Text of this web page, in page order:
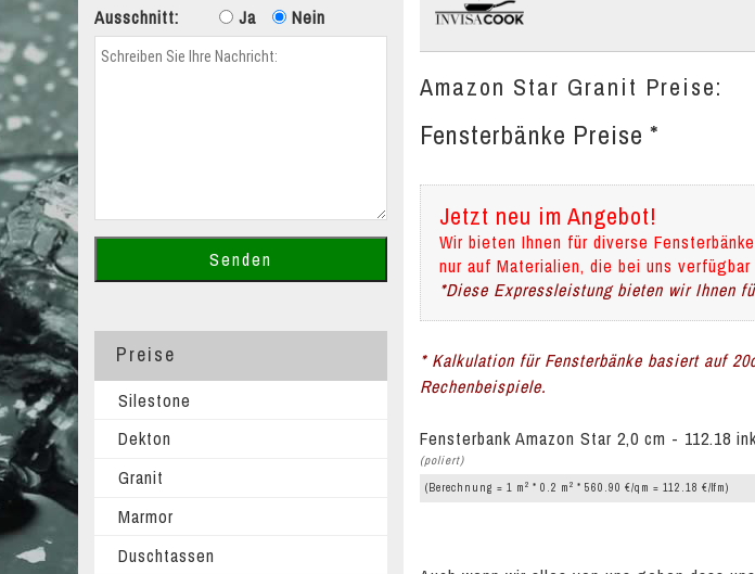
Amazon Star Granit Preise:
Fensterbänke Preise *
Jetzt neu im Angebot!
Wir bieten Ihnen für diverse
nur auf Materialien, die bei uns verfügbar
*Diese Expressleistung bieten wir Ihnen
* Kalkulation für Fensterbänke basiert auf
Rechenbeispiele.
Fensterbank Amazon Star 2,0 cm - 112.18
(poliert)
(Berechnung = 1 m 2 * 0.2 m 2 * 560.90 €/qm = 112.18 €/lfm)
Ausschnitt:
Ja Nein
Preise
Silestone
Dekton
Granit
Marmor
Duschtassen